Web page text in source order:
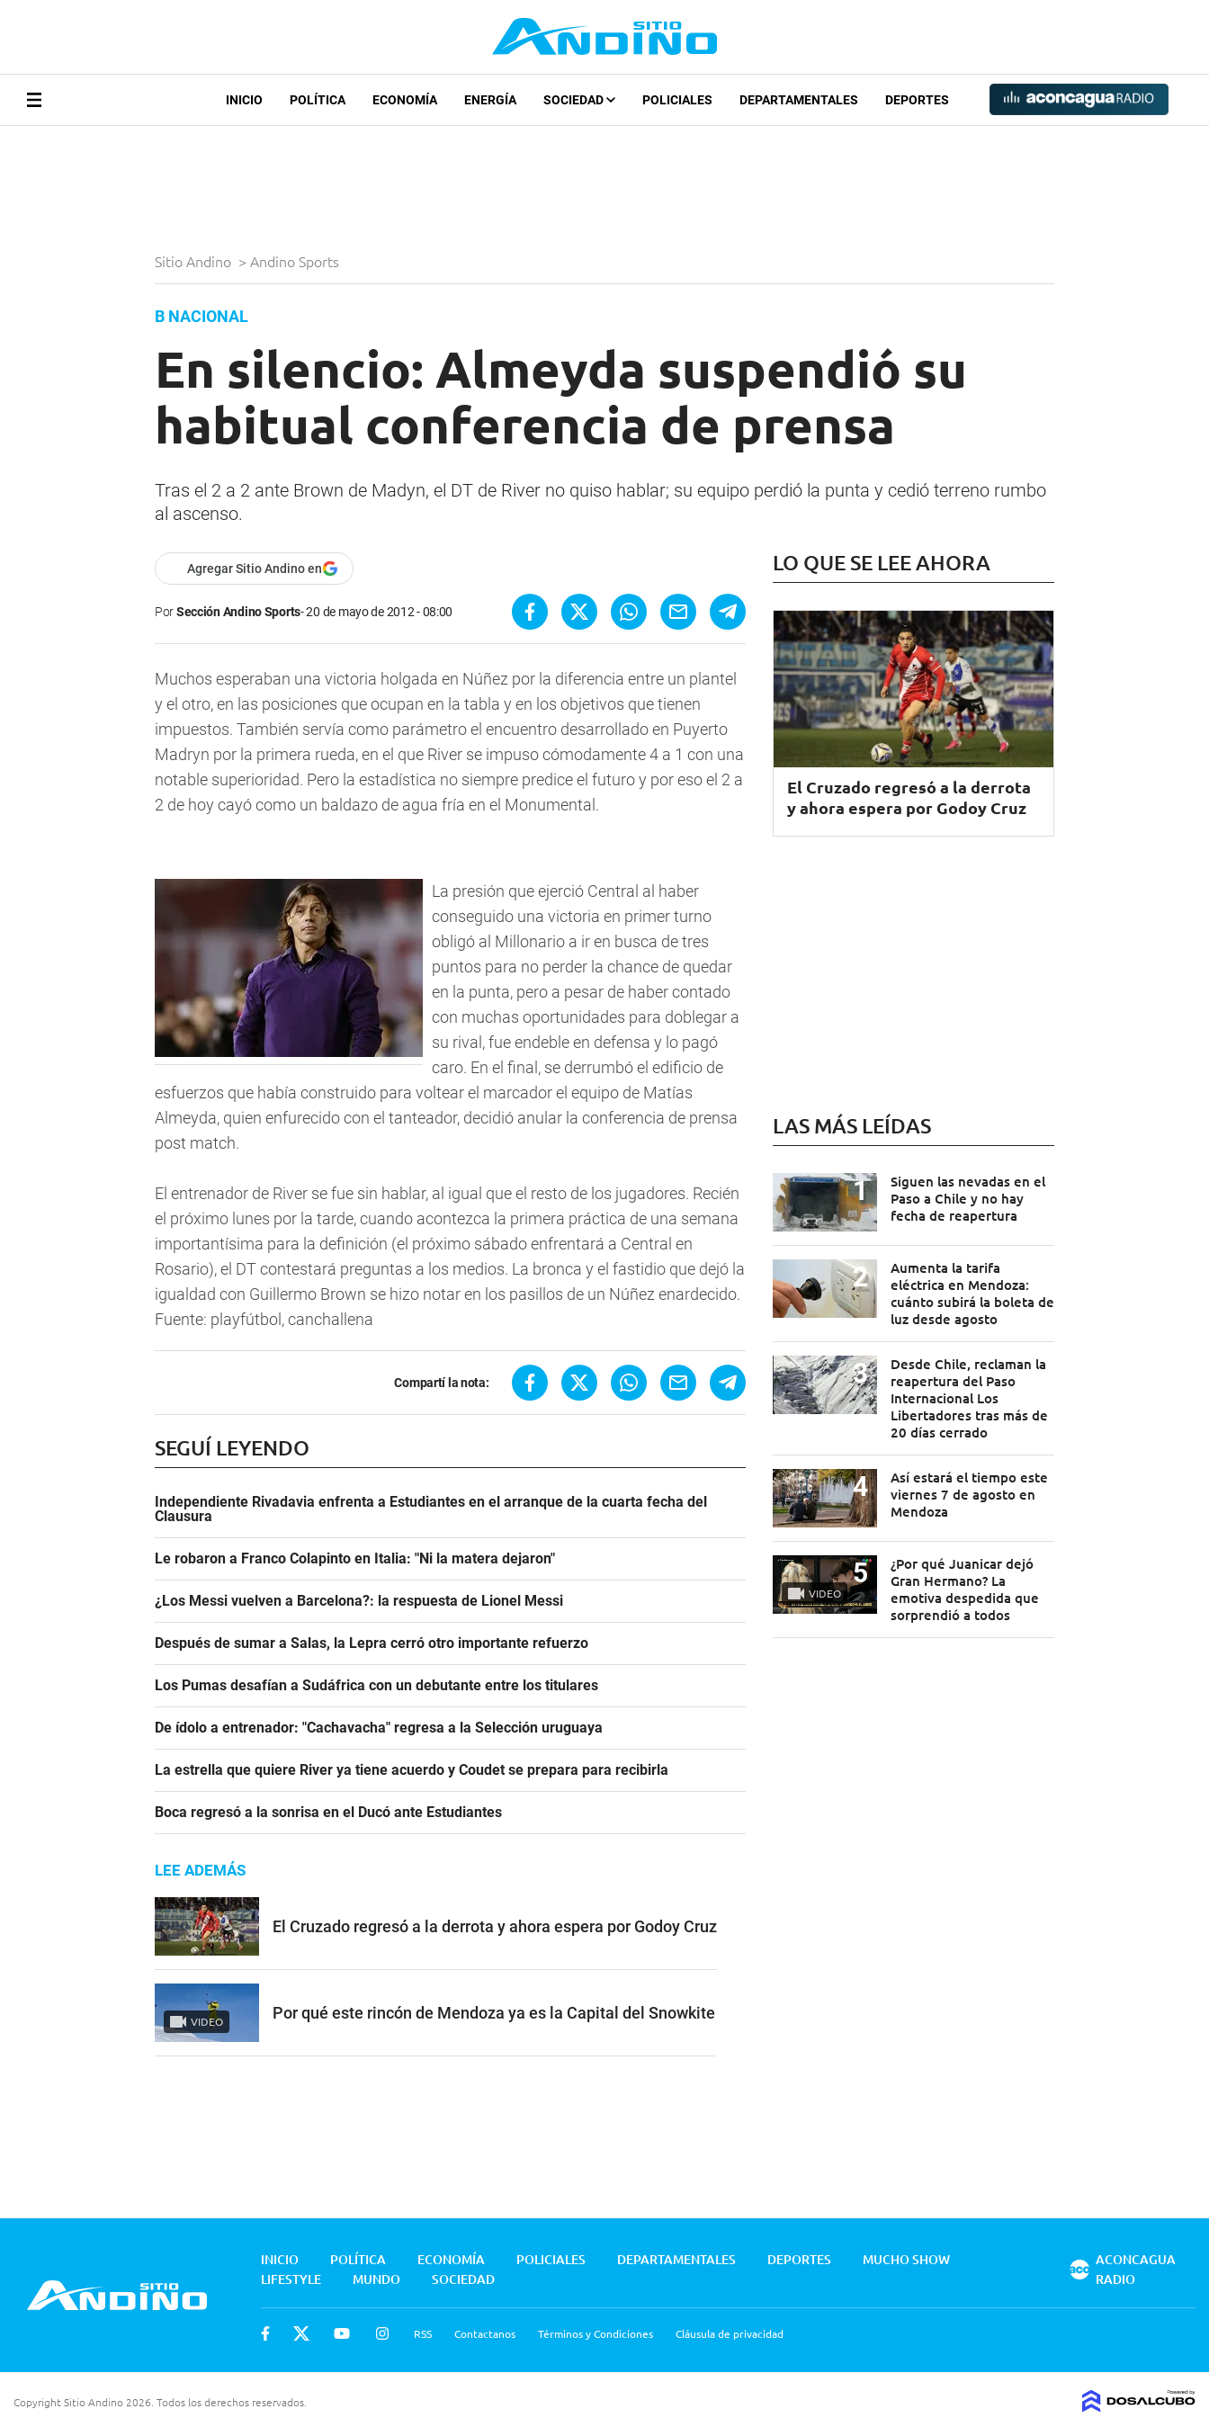
INICIO POLÍTICA ECONOMÍA ENERGÍA SOCIEDAD POLICIALES DEPARTAMENTALES DEPORTES
Sitio Andino > Andino Sports
B NACIONAL
En silencio: Almeyda suspendió su
habitual conferencia de prensa
Tras el 2 a 2 ante Brown de Madyn, el DT de River no quiso hablar; su equipo perdió la punta y cedió terreno rumbo
al ascenso.
Agregar Sitio Andino en
PorSección Andino Sports 20 de mayo de 2012 - 08:00
Muchos esperaban una victoria holgada en Núñez por la diferencia entre un plantel
y el otro, en las posiciones que ocupan en la tabla y en los objetivos que tienen
impuestos. También servía como parámetro el encuentro desarrollado en Puyerto
Madryn por la primera rueda, en el que River se impuso cómodamente 4 a 1 con una
notable superioridad. Pero la estadística no siempre predice el futuro y por eso el 2 a
2 de hoy cayó como un baldazo de agua fría en el Monumental.
La presión que ejerció Central al haber
conseguido una victoria en primer turno
obligó al Millonario a ir en busca de tres
puntos para no perder la chance de quedar
en la punta, pero a pesar de haber contado
con muchas oportunidades para doblegar a
su rival, fue endeble en defensa y lo pagó
caro. En el final, se derrumbó el edificio de
esfuerzos que había construido para voltear el marcador el equipo de Matías
Almeyda, quien enfurecido con el tanteador, decidió anular la conferencia de prensa
post match.
El entrenador de River se fue sin hablar, al igual que el resto de los jugadores. Recién
el próximo lunes por la tarde, cuando acontezca la primera práctica de una semana
importantísima para la definición (el próximo sábado enfrentará a Central en
Rosario), el DT contestará preguntas a los medios. La bronca y el fastidio que dejó la
igualdad con Guillermo Brown se hizo notar en los pasillos de un Núñez enardecido.
Fuente: playfútbol, canchallena
Compartí la nota:
SEGUÍ LEYENDO
Independiente Rivadavia enfrenta a Estudiantes en el arranque de la cuarta fecha del
Clausura
Le robaron a Franco Colapinto en Italia: "Ni la matera dejaron"
¿Los Messi vuelven a Barcelona?: la respuesta de Lionel Messi
Después de sumar a Salas, la Lepra cerró otro importante refuerzo
Los Pumas desafían a Sudáfrica con un debutante entre los titulares
De ídolo a entrenador: "Cachavacha" regresa a la Selección uruguaya
La estrella que quiere River ya tiene acuerdo y Coudet se prepara para recibirla
Boca regresó a la sonrisa en el Ducó ante Estudiantes
LEE ADEMÁS
El Cruzado regresó a la derrota y ahora espera por Godoy Cruz
VIDEO Por qué este rincón de Mendoza ya es la Capital del Snowkite
LO QUE SE LEE AHORA
El Cruzado regresó a la derrota
y ahora espera por Godoy Cruz
LAS MÁS LEÍDAS
Siguen las nevadas en el
Paso a Chile y no hay
fecha de reapertura
Aumenta la tarifa
eléctrica en Mendoza:
cuánto subirá la boleta de
luz desde agosto
Desde Chile, reclaman la
reapertura del Paso
Internacional Los
Libertadores tras más de
20 días cerrado
Así estará el tiempo este
viernes 7 de agosto en
Mendoza
VIDEO
¿Por qué Juanicar dejó
Gran Hermano? La
emotiva despedida que
sorprendió a todos
INICIO POLÍTICA ECONOMÍA POLICIALES DEPARTAMENTALES DEPORTES
MUCHO SHOW
LIFESTYLE
MUNDO SOCIEDAD
RSS Contactanos Términos y Condiciones Cláusula de privacidad
ACONCAGUA
RADIO
Copyright Sitio Andino 2026. Todos los derechos reservados.